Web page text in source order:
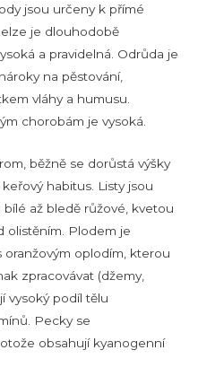
jsou určeny k přímé
je dlouhodobě
a pravidelná. Odrůda je
na pěstování,
vláhy a humusu.
chorobám je vysoká.
běžně se dorůstá výšky
habitus. Listy jsou
až bledě růžové, kvetou
olistěním. Plodem je
oplodím, kterou
zpracovávat (džemy,
vysoký podíl tělu
Pecky se
obsahují kyanogenní